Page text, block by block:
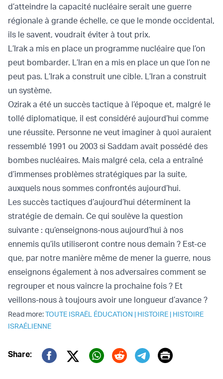
d’atteindre la capacité nucléaire serait une guerre
régionale à grande échelle, ce que le monde occidental,
ils le savent, voudrait éviter à tout prix.
L’Irak a mis en place un programme nucléaire que l’on
peut bombarder. L’Iran en a mis en place un que l’on ne
peut pas. L’Irak a construit une cible. L’Iran a construit
un système.
Ozirak a été un succès tactique à l’époque et, malgré le
tollé diplomatique, il est considéré aujourd’hui comme
une réussite. Personne ne veut imaginer à quoi auraient
ressemblé 1991 ou 2003 si Saddam avait possédé des
bombes nucléaires. Mais malgré cela, cela a entraîné
d’immenses problèmes stratégiques par la suite,
auxquels nous sommes confrontés aujourd’hui.
Les succès tactiques d’aujourd’hui déterminent la
stratégie de demain. Ce qui soulève la question
suivante : qu’enseignons-nous aujourd’hui à nos
ennemis qu’ils utiliseront contre nous demain ? Est-ce
que, par notre manière même de mener la guerre, nous
enseignons également à nos adversaires comment se
regrouper et nous vaincre la prochaine fois ? Et
veillons-nous à toujours avoir une longueur d’avance ?
Read more:TOUTE ISRAËL ÉDUCATION | HISTOIRE | HISTOIRE
ISRAÉLIENNE
Share:
Twitter (X)
Print